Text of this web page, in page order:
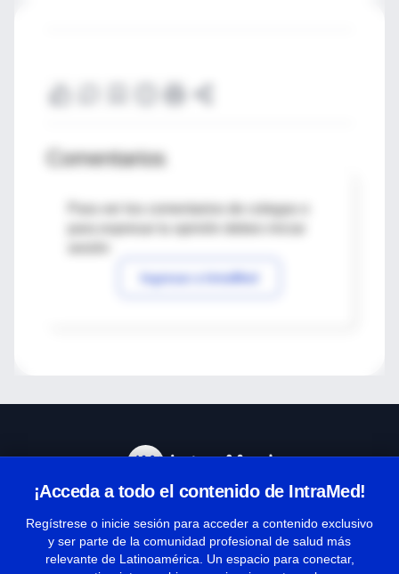
Comentarios
Para ver los comentarios de colegas o
Ingresar a IntraMed
¡Acceda a todo el contenido de IntraMed!
Regístrese o inicie sesión para acceder a contenido exclusivo
y ser parte de la comunidad profesional de salud más
relevante de Latinoamérica. Un espacio para conectar,
Términos y condiciones